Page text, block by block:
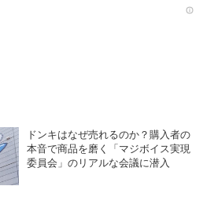
ドンキはなぜ売れるのか？購入者の
本音で商品を磨く「マジボイス実現
委員会」のリアルな会議に潜入